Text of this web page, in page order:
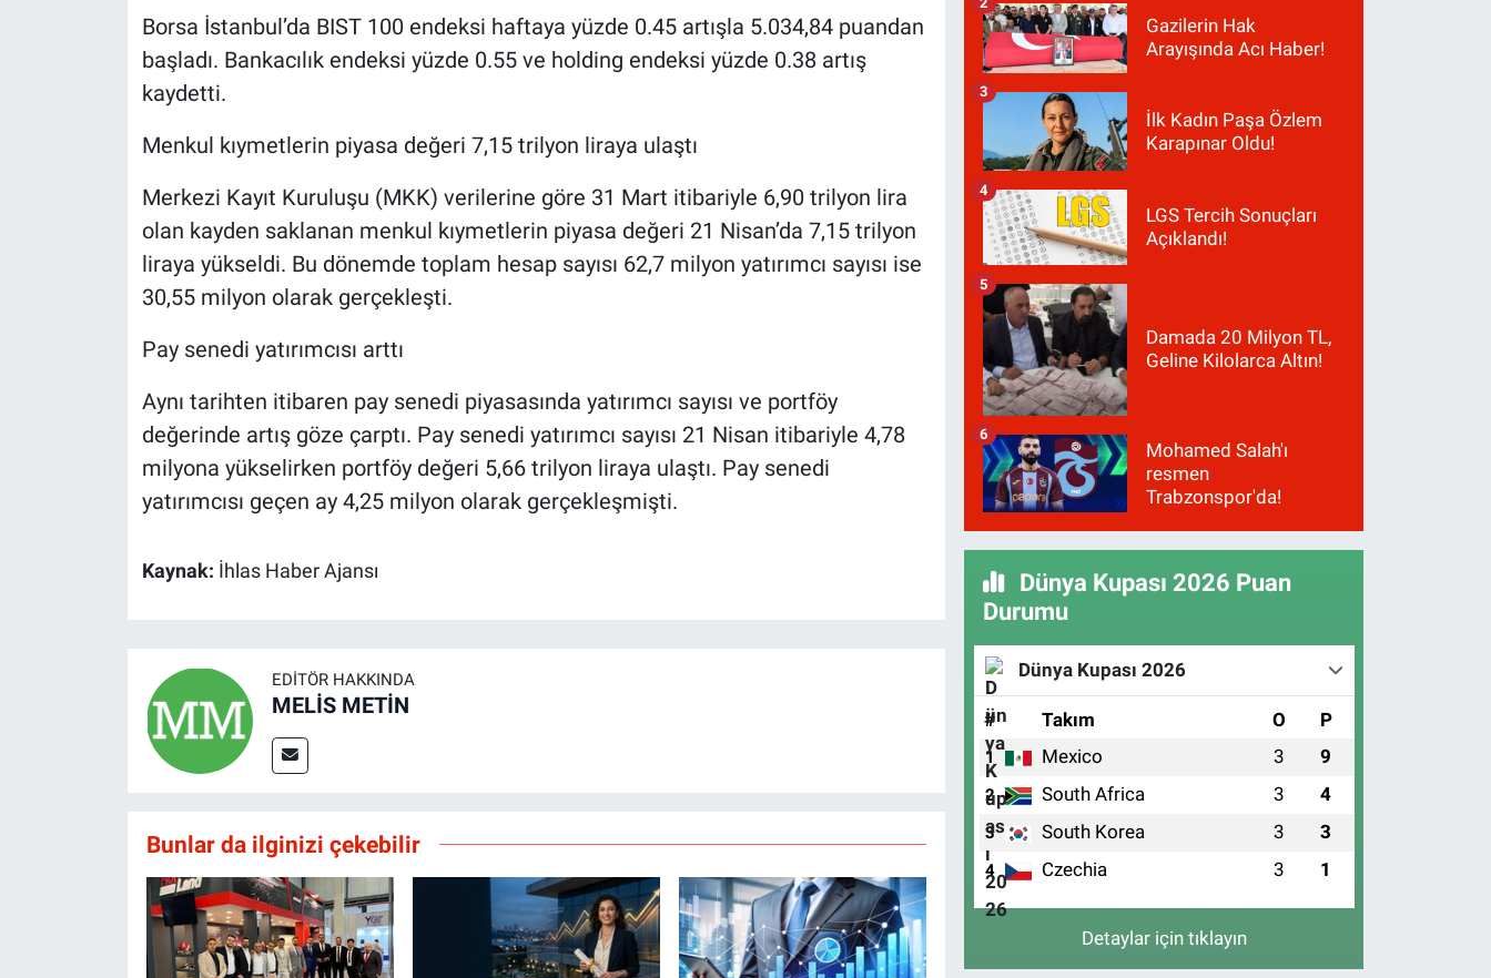
Borsa İstanbul’da BIST 100 endeksi haftaya yüzde 0.45 artışla 5.034,84 puandan
başladı. Bankacılık endeksi yüzde 0.55 ve holding endeksi yüzde 0.38 artış
kaydetti.
Menkul kıymetlerin piyasa değeri 7,15 trilyon liraya ulaştı
Merkezi Kayıt Kuruluşu (MKK) verilerine göre 31 Mart itibariyle 6,90 trilyon lira
olan kayden saklanan menkul kıymetlerin piyasa değeri 21 Nisan’da 7,15 trilyon
liraya yükseldi. Bu dönemde toplam hesap sayısı 62,7 milyon yatırımcı sayısı ise
30,55 milyon olarak gerçekleşti.
Pay senedi yatırımcısı arttı
Aynı tarihten itibaren pay senedi piyasasında yatırımcı sayısı ve portföy
değerinde artış göze çarptı. Pay senedi yatırımcı sayısı 21 Nisan itibariyle 4,78
milyona yükselirken portföy değeri 5,66 trilyon liraya ulaştı. Pay senedi
yatırımcısı geçen ay 4,25 milyon olarak gerçekleşmişti.
Kaynak: İhlas Haber Ajansı
EDITÖR HAKKINDA
MELİS METİN
Bunlar da ilginizi çekebilir
Gazilerin Hak
Arayışında Acı Haber!
İlk Kadın Paşa Özlem
Karapınar Oldu!
3
LGS Tercih Sonuçları
Açıklandı!
4
Damada 20 Milyon TL,
Geline Kilolarca Altın!
5
Mohamed Salah'ı
resmen
Trabzonspor'da!
6
Dünya Kupası 2026 Puan
Durumu
Dünya Kupası 2026
# Takım O P
1 Mexico 3 9
2 South Africa 3 4
3 South Korea 3 3
4 Czechia 3 1
Detaylar için tıklayın